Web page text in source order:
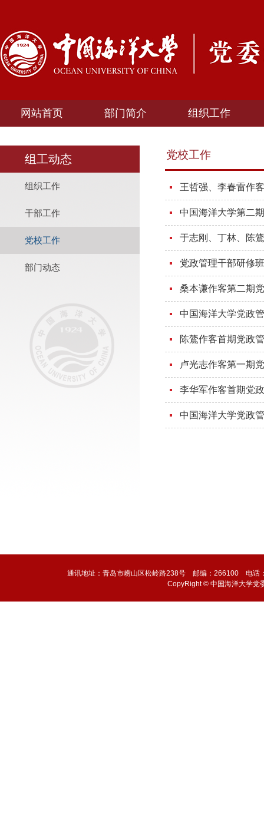
网站首页 部门简介 组织工作
组工动态
组织工作
干部工作
党校工作
部门动态
党校工作
王哲强、李春雷作
中国海洋大学第二
于志刚、丁林、陈
党政管理干部研修
桑本谦作客第二期
中国海洋大学党政
陈鷟作客首期党政
卢光志作客第一期
李华军作客首期党
中国海洋大学党政
通讯地址：青岛市崂山区松岭路238号 邮编：266100 电
CopyRight © 中国海洋大学党